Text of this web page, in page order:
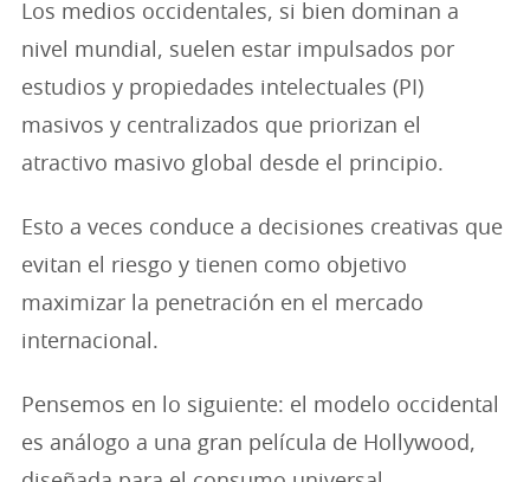
Los medios occidentales, si bien dominan a
nivel mundial, suelen estar impulsados por
estudios y propiedades intelectuales (PI)
masivos y centralizados que priorizan el
atractivo masivo global desde el principio.
Esto a veces conduce a decisiones creativas que
evitan el riesgo y tienen como objetivo
maximizar la penetración en el mercado
internacional.
Pensemos en lo siguiente: el modelo occidental
es análogo a una gran película de Hollywood,